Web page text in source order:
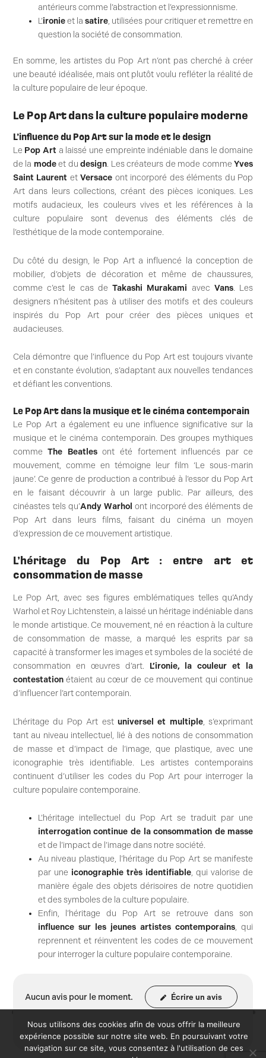
antérieurs comme l’abstraction et l’expressionnisme.
L’ironieet lasatire, utilisées pour critiquer et remettre en
question la société de consommation.
En somme, les artistes du Pop Art n’ont pas cherché à créer
une beauté idéalisée, mais ont plutôt voulu refléter la réalité de
la culture populaire de leur époque.
Le Pop Art dans la culture populaire moderne
L’influence du Pop Art sur la mode et le design
Le Pop Art a laissé une empreinte indéniable dans le domaine
de la modeet dudesign. Les créateurs de mode commeYves
Saint Laurent etVersace ont incorporé des éléments du Pop
Art dans leurs collections, créant des pièces iconiques. Les
motifs audacieux, les couleurs vives et les références à la
culture populaire sont devenus des éléments clés de
l’esthétique de la mode contemporaine.
Du côté du design, le Pop Art a influencé la conception de
mobilier, d’objets de décoration et même de chaussures,
comme c’est le cas deTakashi Murakami avecVans. Les
designers n’hésitent pas à utiliser des motifs et des couleurs
inspirés du Pop Art pour créer des pièces uniques et
audacieuses.
Cela démontre que l’influence du Pop Art est toujours vivante
et en constante évolution, s’adaptant aux nouvelles tendances
et défiant les conventions.
Le Pop Art dans la musique et le cinéma contemporain
Le Pop Art a également eu une influence significative sur la
musique et le cinéma contemporain. Des groupes mythiques
commeThe Beatlesont été fortement influencés par ce
mouvement, comme en témoigne leur film ‘Le sous-marin
jaune’. Ce genre de production a contribué à l’essor du Pop Art
en le faisant découvrir à un large public. Par ailleurs, des
cinéastes tels qu’Andy Warhol ont incorporé des éléments de
Pop Art dans leurs films, faisant du cinéma un moyen
d’expression de ce mouvement artistique.
L’héritage du Pop Art : entre art et
consommation de masse
Le Pop Art, avec ses figures emblématiques telles qu’Andy
Warhol et Roy Lichtenstein, a laissé un héritage indéniable dans
le monde artistique. Ce mouvement, né en réaction à la culture
de consommation de masse, a marqué les esprits par sa
capacité à transformer les images et symboles de la société de
consommation en œuvres d’art. L’ironie, la couleur et la
contestationétaient au cœur de ce mouvement qui continue
d’influencer l’art contemporain.
L’héritage du Pop Art est universel et multiple, s’exprimant
tant au niveau intellectuel, lié à des notions de consommation
de masse et d’impact de l’image, que plastique, avec une
iconographie très identifiable. Les artistes contemporains
continuent d’utiliser les codes du Pop Art pour interroger la
culture populaire contemporaine.
L’héritage intellectuel du Pop Art se traduit par une
interrogation continue de la consommation de masse
et de l’impact de l’image dans notre société.
Au niveau plastique, l’héritage du Pop Art se manifeste
par une iconographie très identifiable, qui valorise de
manière égale des objets dérisoires de notre quotidien
et des symboles de la culture populaire.
Enfin, l’héritage du Pop Art se retrouve dans son
influence sur les jeunes artistes contemporains, qui
reprennent et réinventent les codes de ce mouvement
pour interroger la culture populaire contemporaine.
Aucun avis pour le moment. Écrire un avis
Nous utilisons des cookies afin de vous offrir la meilleure
expérience possible sur notre site web. En poursuivant votre
navigation sur ce site, vous consentez à l'utilisation de ces